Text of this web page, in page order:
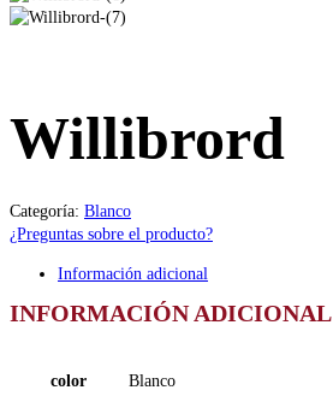
Willibrord
Categoría: Blanco
¿Preguntas sobre el producto?
Información adicional
INFORMACIÓN ADICIONAL
color Blanco